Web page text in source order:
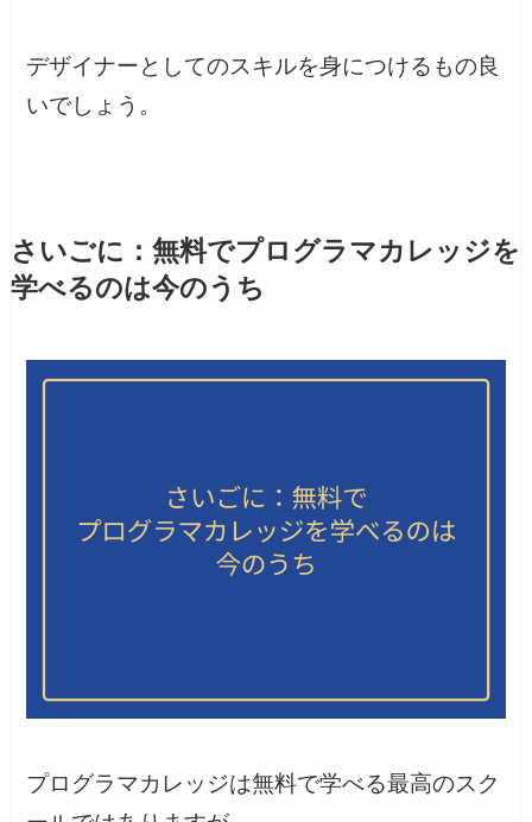
デザイナーとしてのスキルを身につけるもの良
いでしょう。
さいごに：無料でプログラマカレッジを
学べるのは今のうち
プログラマカレッジは無料で学べる最高のスク